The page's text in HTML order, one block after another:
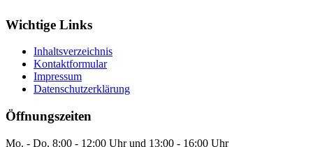
Wichtige Links
Inhaltsverzeichnis
Kontaktformular
Impressum
Datenschutzerklärung
Öffnungszeiten
Mo. - Do. 8:00 - 12:00 Uhr und 13:00 - 16:00 Uhr